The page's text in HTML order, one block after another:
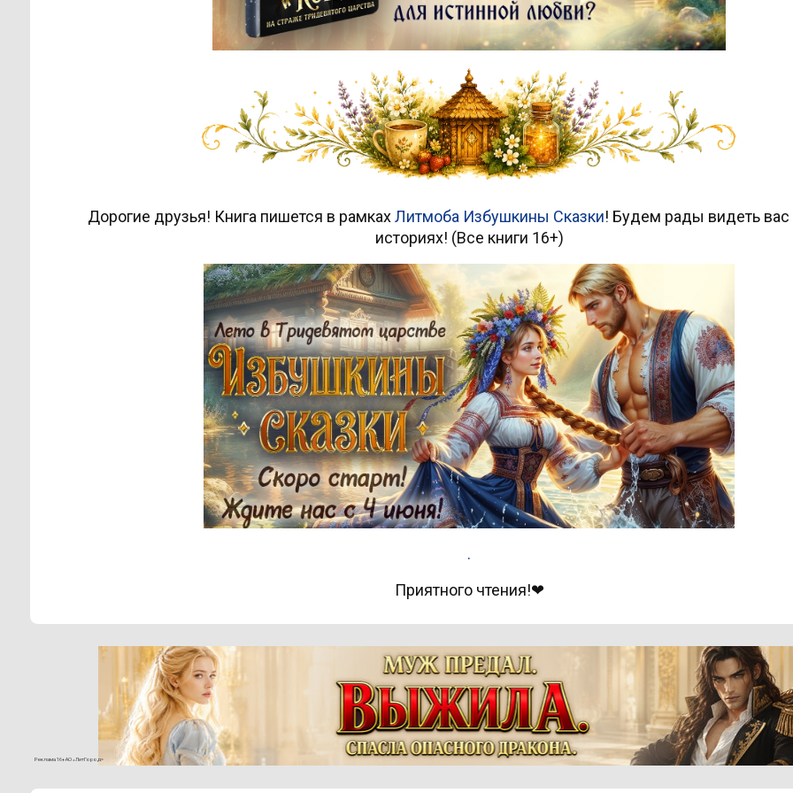
Дорогие друзья! Книга пишется в рамкахЛитмоба Избушкины Сказки! Будем рады видеть
историях! (Все книги 16+)
.
Приятного чтения!❤
Реклама 16+ АО «ЛитГород»